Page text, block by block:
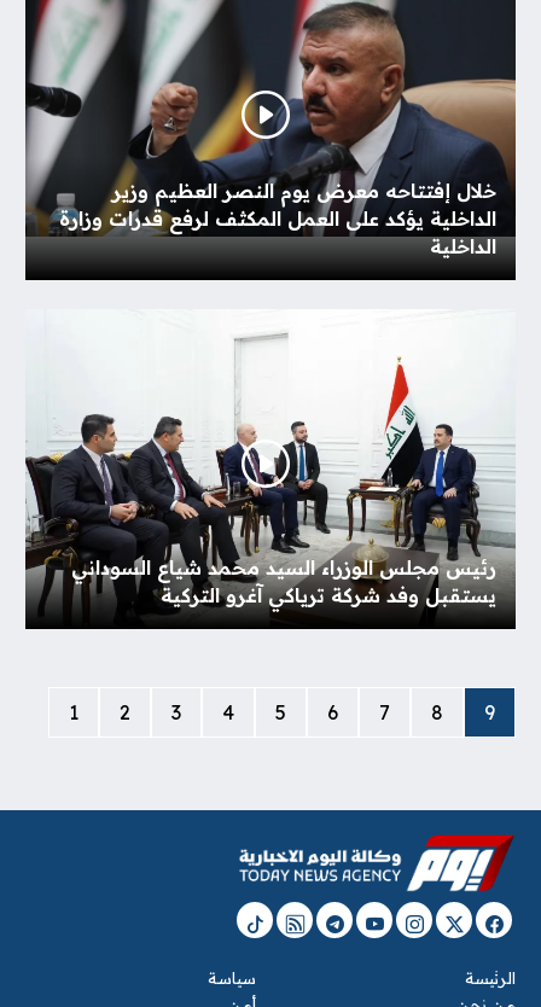
خلال إفتتاحه معرض يوم النصر العظيم وزير
الداخلية يؤكد على العمل المكثف لرفع قدرات وزارة
الداخلية
رئيس مجلس الوزراء السيد محمد شياع السوداني
يستقبل وفد شركة ترياكي آغرو التركية
1 2 3 4 5 6 7 8 9
الرئيسة
سياسة